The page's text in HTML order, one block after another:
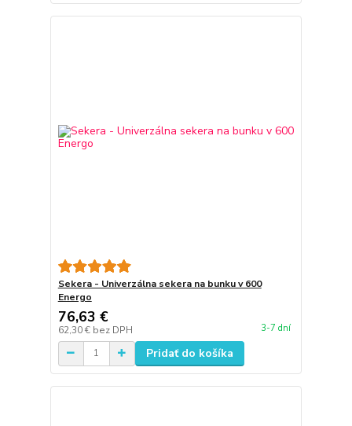
Sekera - Univerzálna sekera na bunku v 600
Energo
76,63 €
62,30 € bez DPH 3-7 dní
Pridať do košíka